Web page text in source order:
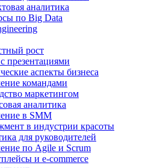
аналитика
по Big Data
рост
презентациями
аспекты бизнеса
командами
маркетингом
аналитика
в SMM
в индустрии красоты
для руководителей
по Agile и Scrum
и e-commerce